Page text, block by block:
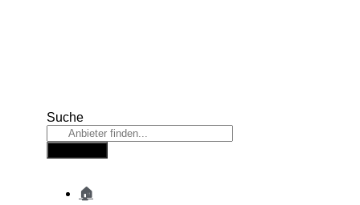
Suche
🏠